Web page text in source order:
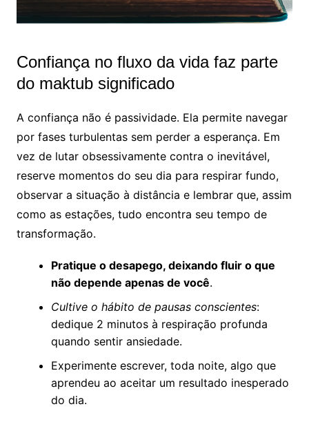
Confiança no fluxo da vida faz parte
do maktub significado
A confiança não é passividade. Ela permite navegar
por fases turbulentas sem perder a esperança. Em
vez de lutar obsessivamente contra o inevitável,
reserve momentos do seu dia para respirar fundo,
observar a situação à distância e lembrar que, assim
como as estações, tudo encontra seu tempo de
transformação.
Pratique o desapego, deixando fluir o que
não depende apenas de você.
Cultive o hábito de pausas conscientes:
dedique 2 minutos à respiração profunda
quando sentir ansiedade.
Experimente escrever, toda noite, algo que
aprendeu ao aceitar um resultado inesperado
do dia.